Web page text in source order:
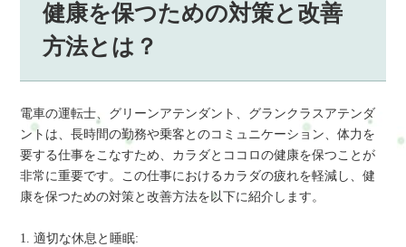
健康を保つための対策と改善
方法とは？
電車の運転士、グリーンアテンダント、グランクラスアテンダ
ントは、長時間の勤務や乗客とのコミュニケーション、体力を
要する仕事をこなすため、カラダとココロの健康を保つことが
非常に重要です。この仕事におけるカラダの疲れを軽減し、健
康を保つための対策と改善方法を以下に紹介します。
1. 適切な休息と睡眠: